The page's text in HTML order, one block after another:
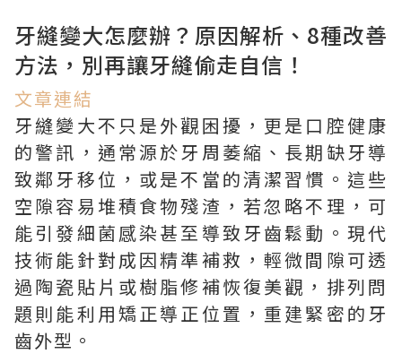
牙縫變大怎麼辦？原因解析、8種改善
方法，別再讓牙縫偷走自信！
文章連結
牙縫變大不只是外觀困擾，更是口腔健康
的警訊，通常源於牙周萎縮、長期缺牙導
致鄰牙移位，或是不當的清潔習慣。這些
空隙容易堆積食物殘渣，若忽略不理，可
能引發細菌感染甚至導致牙齒鬆動。現代
技術能針對成因精準補救，輕微間隙可透
過陶瓷貼片或樹脂修補恢復美觀，排列問
題則能利用矯正導正位置，重建緊密的牙
齒外型。